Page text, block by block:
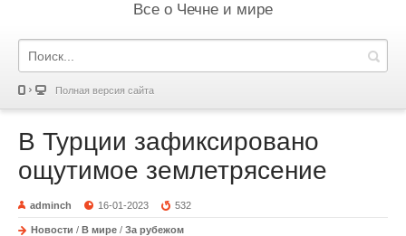
Все о Чечне и мире
Полная версия сайта
В Турции зафиксировано
ощутимое землетрясение
adminch 16-01-2023 532
Новости / В мире / За рубежом